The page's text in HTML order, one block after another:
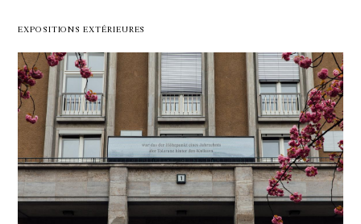
EXPOSITIONS EXTÉRIEURES